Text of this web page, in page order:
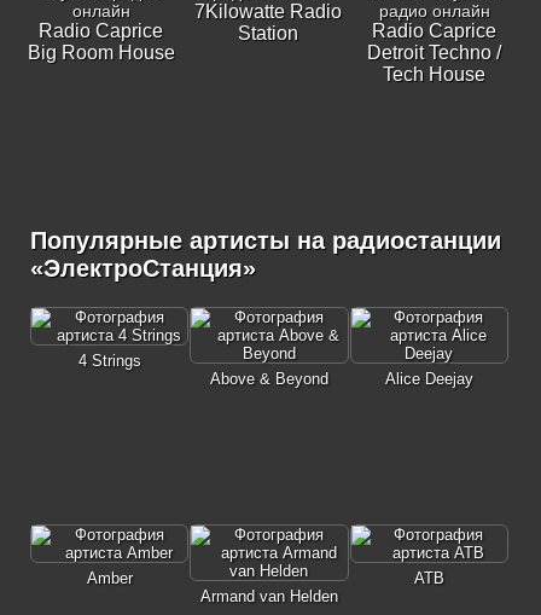
Radio Caprice
Big Room House
7Kilowatte Radio
Station
Radio Caprice
Detroit Techno /
Tech House
Популярные артисты на радиостанции
«ЭлектроСтанция»
4 Strings
Above & Beyond
Alice Deejay
Amber
Armand van Helden
ATB